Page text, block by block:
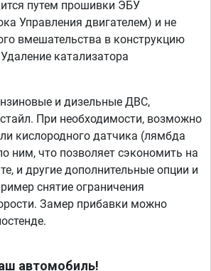
путем прошивки ЭБУ
Управления двигателем) и не
вмешательства в конструкцию
катализатора
и дизельные ДВС,
При необходимости, возможно
кислородного датчика (лямбда
ним, что позволяет сэкономить на
и другие дополнительные опции и
снятие ограничения
Замер прибавки можно
автомобиль!